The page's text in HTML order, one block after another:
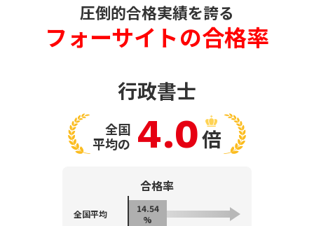
圧倒的合格実績を誇る
フォーサイトの合格率
行政書士
全国
平均の 4.0倍
合格率
全国平均
14.54
%